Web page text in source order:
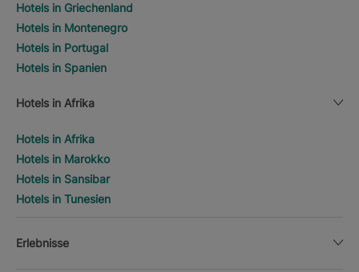
Hotels in Griechenland
Hotels in Montenegro
Hotels in Portugal
Hotels in Spanien
Hotels in Afrika
Hotels in Afrika
Hotels in Marokko
Hotels in Sansibar
Hotels in Tunesien
Erlebnisse